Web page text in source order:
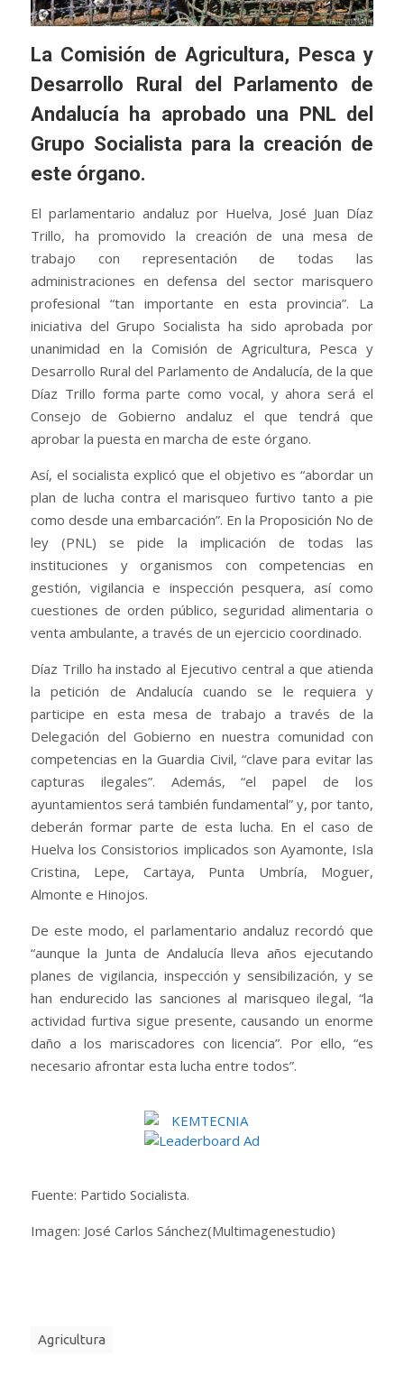
La Comisión de Agricultura, Pesca y
Desarrollo Rural del Parlamento de
Andalucía ha aprobado una PNL del
Grupo Socialista para la creación de
este órgano.
El parlamentario andaluz por Huelva, José Juan Díaz
Trillo, ha promovido la creación de una mesa de
trabajo con representación de todas las
administraciones en defensa del sector marisquero
profesional “tan importante en esta provincia”. La
iniciativa del Grupo Socialista ha sido aprobada por
unanimidad en la Comisión de Agricultura, Pesca y
Desarrollo Rural del Parlamento de Andalucía, de la que
Díaz Trillo forma parte como vocal, y ahora será el
Consejo de Gobierno andaluz el que tendrá que
aprobar la puesta en marcha de este órgano.
Así, el socialista explicó que el objetivo es “abordar un
plan de lucha contra el marisqueo furtivo tanto a pie
como desde una embarcación”. En la Proposición No de
ley (PNL) se pide la implicación de todas las
instituciones y organismos con competencias en
gestión, vigilancia e inspección pesquera, así como
cuestiones de orden público, seguridad alimentaria o
venta ambulante, a través de un ejercicio coordinado.
Díaz Trillo ha instado al Ejecutivo central a que atienda
la petición de Andalucía cuando se le requiera y
participe en esta mesa de trabajo a través de la
Delegación del Gobierno en nuestra comunidad con
competencias en la Guardia Civil, “clave para evitar las
capturas ilegales”. Además, “el papel de los
ayuntamientos será también fundamental” y, por tanto,
deberán formar parte de esta lucha. En el caso de
Huelva los Consistorios implicados son Ayamonte, Isla
Cristina, Lepe, Cartaya, Punta Umbría, Moguer,
Almonte e Hinojos.
De este modo, el parlamentario andaluz recordó que
“aunque la Junta de Andalucía lleva años ejecutando
planes de vigilancia, inspección y sensibilización, y se
han endurecido las sanciones al marisqueo ilegal, “la
actividad furtiva sigue presente, causando un enorme
daño a los mariscadores con licencia”. Por ello, “es
necesario afrontar esta lucha entre todos”.
Fuente: Partido Socialista.
Imagen: José Carlos Sánchez(Multimagenestudio)
Agricultura